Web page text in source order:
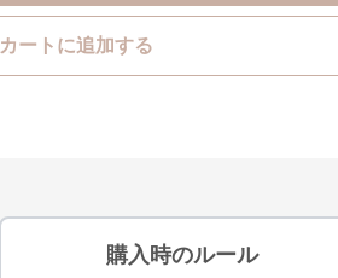
カートに追加する
購入時のルール